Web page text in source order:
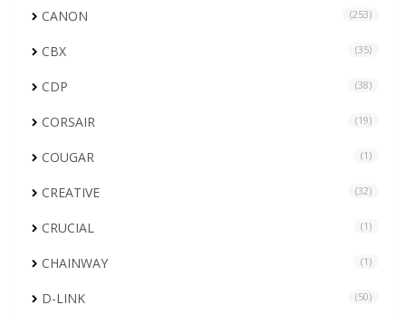
CANON (253)
CBX (35)
CDP (38)
CORSAIR (19)
COUGAR (1)
CREATIVE (32)
CRUCIAL (1)
CHAINWAY (1)
D-LINK (50)